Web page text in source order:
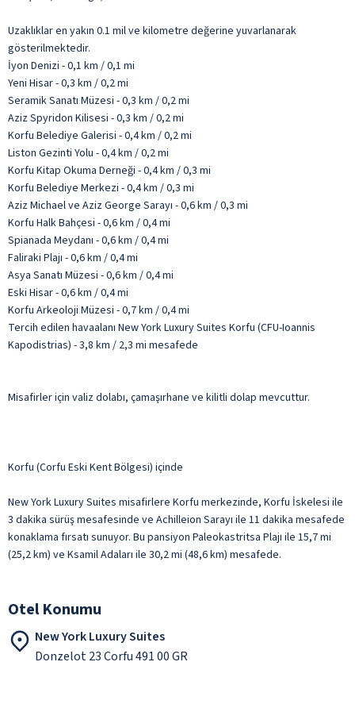
Uzaklıklar en yakın 0.1 mil ve kilometre değerine yuvarlanarak
gösterilmektedir.
İyon Denizi - 0,1 km / 0,1 mi
Yeni Hisar - 0,3 km / 0,2 mi
Seramik Sanatı Müzesi - 0,3 km / 0,2 mi
Aziz Spyridon Kilisesi - 0,3 km / 0,2 mi
Korfu Belediye Galerisi - 0,4 km / 0,2 mi
Liston Gezinti Yolu - 0,4 km / 0,2 mi
Korfu Kitap Okuma Derneği - 0,4 km / 0,3 mi
Korfu Belediye Merkezi - 0,4 km / 0,3 mi
Aziz Michael ve Aziz George Sarayı - 0,6 km / 0,3 mi
Korfu Halk Bahçesi - 0,6 km / 0,4 mi
Spianada Meydanı - 0,6 km / 0,4 mi
Faliraki Plajı - 0,6 km / 0,4 mi
Asya Sanatı Müzesi - 0,6 km / 0,4 mi
Eski Hisar - 0,6 km / 0,4 mi
Korfu Arkeoloji Müzesi - 0,7 km / 0,4 mi
Tercih edilen havaalanı New York Luxury Suites Korfu (CFU-Ioannis
Kapodistrias) - 3,8 km / 2,3 mi mesafede
Misafirler için valiz dolabı, çamaşırhane ve kilitli dolap mevcuttur.
Korfu (Corfu Eski Kent Bölgesi) içinde
New York Luxury Suites misafirlere Korfu merkezinde, Korfu İskelesi ile
3 dakika sürüş mesafesinde ve Achilleion Sarayı ile 11 dakika mesafede
konaklama fırsatı sunuyor. Bu pansiyon Paleokastritsa Plajı ile 15,7 mi
(25,2 km) ve Ksamil Adaları ile 30,2 mi (48,6 km) mesafede.
Otel Konumu
New York Luxury Suites
Donzelot 23 Corfu 491 00 GR